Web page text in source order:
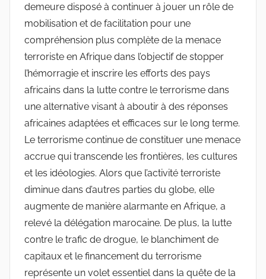
demeure disposé à continuer à jouer un rôle de
mobilisation et de facilitation pour une
compréhension plus complète de la menace
terroriste en Afrique dans l’objectif de stopper
l’hémorragie et inscrire les efforts des pays
africains dans la lutte contre le terrorisme dans
une alternative visant à aboutir à des réponses
africaines adaptées et efficaces sur le long terme.
Le terrorisme continue de constituer une menace
accrue qui transcende les frontières, les cultures
et les idéologies. Alors que l’activité terroriste
diminue dans d’autres parties du globe, elle
augmente de manière alarmante en Afrique, a
relevé la délégation marocaine. De plus, la lutte
contre le trafic de drogue, le blanchiment de
capitaux et le financement du terrorisme
représente un volet essentiel dans la quête de la